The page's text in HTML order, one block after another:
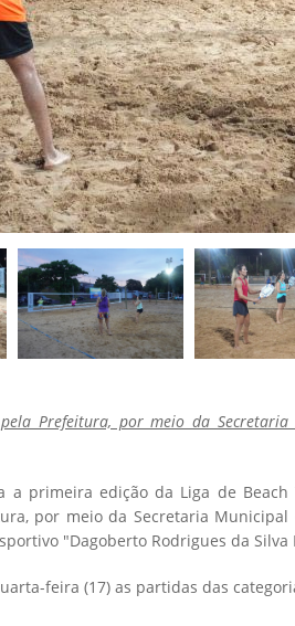
Prefeitura, por meio da
a primeira edição da Liga de
por meio da Secretaria Municipal
"Dagoberto Rodrigues da Silva
feira (17) as partidas das